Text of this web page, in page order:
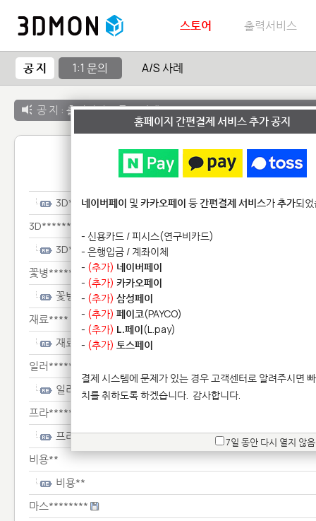
스토어 출력서비스
공 지 1:1 문의 A/S 사례
공 지 : 출력서비스 종료 안내
1:1 문
3D*************
3D*************
3D*************
꽃병*****
꽃병*****
재료****
재료****
일러*************
일러*************
프라****************
프라****************
비용**
비용**
마스********
홈페이지 간편결제 서비스 추가 공지
네이버페이 및 카카오페이 등간편결제 서비스가추가되
- 신용카드 / 피시스(연구비카드)
- 은행입금 / 계좌이체
- (추가) 네이버페이
- (추가) 카카오페이
- (추가) 삼성페이
- (추가) 페이코(PAYCO)
- (추가) L.페이(L.pay)
- (추가) 토스페이
결제 시스템에 문제가 있는 경우 고객센터로 알려주시면
치를 취하도록 하겠습니다. 감사합니다.
7일 동안 다시 열지 않음